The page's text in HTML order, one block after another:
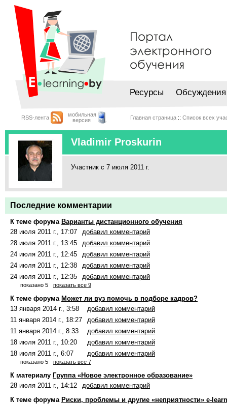
Ресурсы Обсуждения
RSS-лента
мобильная
версия
Главная страница :: Список всех
Vladimir Proskurin
Участник с 7 июля 2011 г.
Последние комментарии
К теме форума Варианты дистанционного обучения
28 июля 2011 г., 17:07
добавил комментарий
28 июля 2011 г., 13:45
добавил комментарий
24 июля 2011 г., 12:45
добавил комментарий
24 июля 2011 г., 12:38
добавил комментарий
24 июля 2011 г., 12:35
добавил комментарий
показано 5 показать все 9
К теме форума Может ли вуз помочь в подборе кадров?
13 января 2014 г., 3:58
добавил комментарий
11 января 2014 г., 18:27
добавил комментарий
11 января 2014 г., 8:33
добавил комментарий
18 июля 2011 г., 10:20
добавил комментарий
18 июля 2011 г., 6:07
добавил комментарий
показано 5 показать все 7
К материалу Группа «Новое электронное образование»
28 июля 2011 г., 14:12
добавил комментарий
К теме форума Риски, проблемы и другие «неприятности» e-